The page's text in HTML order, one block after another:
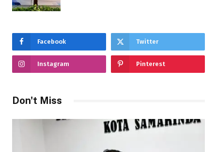
Facebook Twitter
Instagram Pinterest
Don't Miss